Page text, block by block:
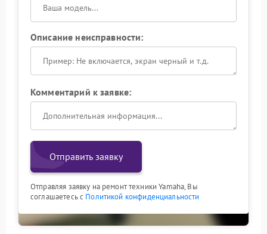
Описание неисправности:
Комментарий к заявке:
Отправить заявку
Отправляя заявку на ремонт техники Yamaha, Вы
соглашаетесь с Политикой конфиденциальности